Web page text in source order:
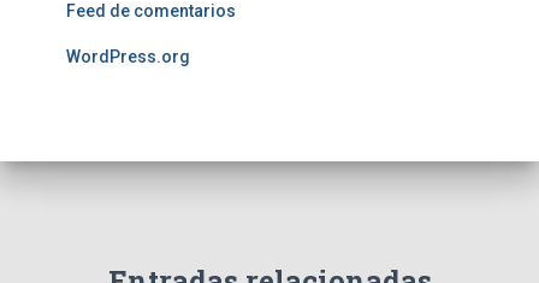
Feed de comentarios
WordPress.org